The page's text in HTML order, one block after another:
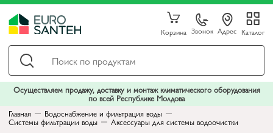
Корзина Звонок Адрес Каталог
Осуществляем продажу, доставку и монтаж климатического оборудования
по всей Республике Молдова
Главная
Водоснабжение и фильтрация воды
Системы фильтрации воды Аксессуары для системы водоочистки